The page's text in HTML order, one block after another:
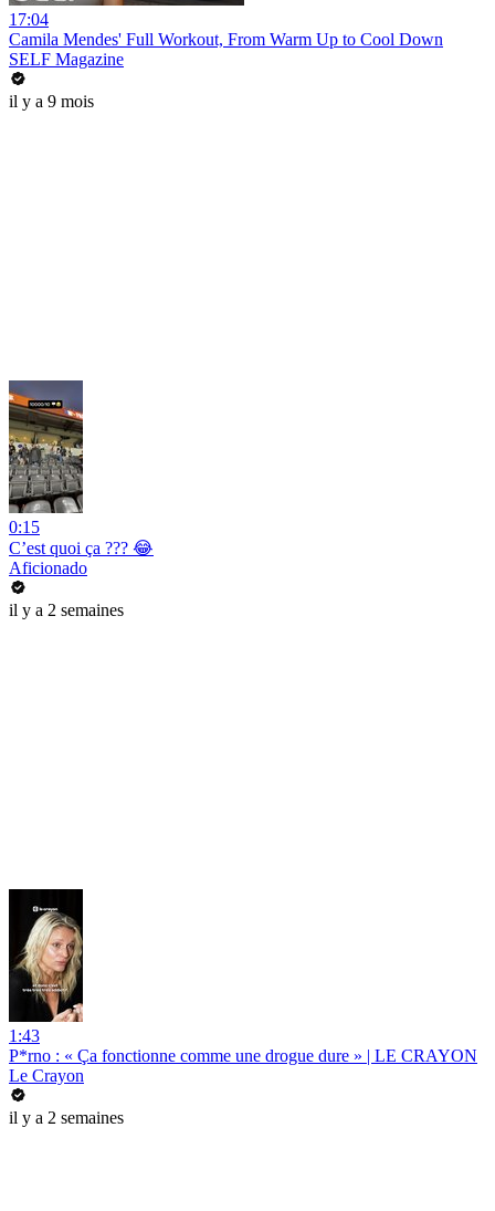
17:04
Camila Mendes' Full Workout, From Warm Up to Cool Down
SELF Magazine
il y a 9 mois
0:15
C’est quoi ça ??? 😂
Aficionado
il y a 2 semaines
1:43
P*rno : « Ça fonctionne comme une drogue dure » | LE CRAYON
Le Crayon
il y a 2 semaines